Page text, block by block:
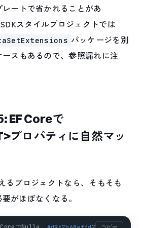
ートで省かれることがあ
スタイルプロジェクトでは
パッケージを別
スもあるので、参照漏れに注
EF Coreで
ロパティに自然マッ
るプロジェクトなら、そもそも
がほぼなくなる。